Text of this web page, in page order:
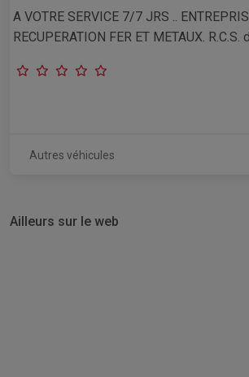
A VOTRE SERVICE 7/7 JRS ..
RECUPERATION FER ET METAUX. R.C.S.
Autres véhicules
Ailleurs sur le web